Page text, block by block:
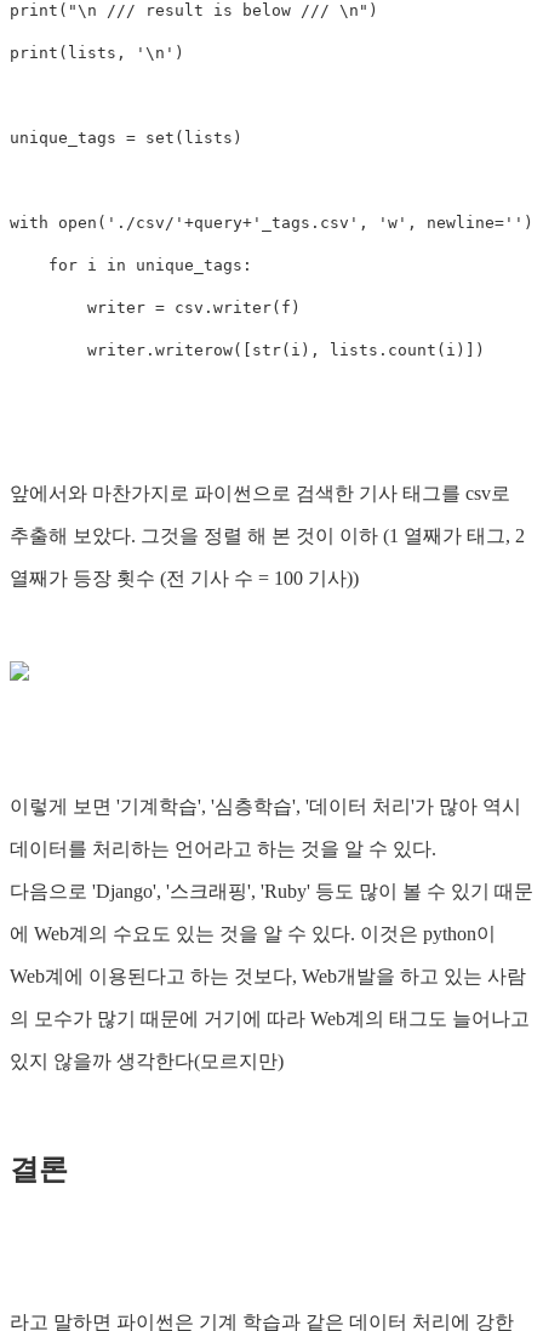
print ( "\n /// result is below /// \n " )
print ( lists , ' \n ' )
unique_tags = set ( lists )
with open ( './csv/' +query+ '_tags.csv' , 'w' , newline= '' )
for i in unique_tags :
writer = csv . writer( f )
writer . writerow([ str( i ), lists . count ( i )])
앞에서와 마찬가지로 파이썬으로 검색한 기사 태그를 csv로
추출해 보았다. 그것을 정렬 해 본 것이 이하 (1 열째가 태그, 2
열째가 등장 횟수 (전 기사 수 = 100 기사))
이렇게 보면 '기계학습', '심층학습', '데이터 처리'가 많아 역시
데이터를 처리하는 언어라고 하는 것을 알 수 있다.
다음으로 'Django', '스크래핑', 'Ruby' 등도 많이 볼 수 있기 때문
에 Web계의 수요도 있는 것을 알 수 있다. 이것은 python이
Web계에 이용된다고 하는 것보다, Web개발을 하고 있는 사람
의 모수가 많기 때문에 거기에 따라 Web계의 태그도 늘어나고
있지 않을까 생각한다(모르지만)
결론
라고 말하면 파이썬은 기계 학습과 같은 데이터 처리에 강한